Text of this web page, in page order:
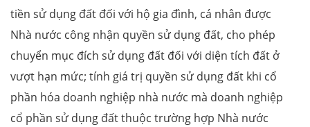
tiền sử dụng đất đối với hộ gia đình, cá nhân được
Nhà nước công nhận quyền sử dụng đất, cho phép
chuyển mục đích sử dụng đất đối với diện tích đất ở
vượt hạn mức; tính giá trị quyền sử dụng đất khi cổ
phần hóa doanh nghiệp nhà nước mà doanh nghiệp
cổ phần sử dụng đất thuộc trường hợp Nhà nước